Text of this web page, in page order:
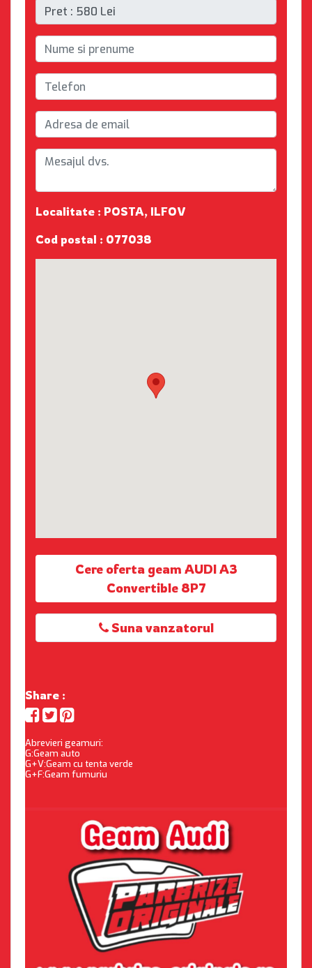
Localitate : POSTA, ILFOV
Cod postal : 077038
Cere oferta geam AUDI A3
Convertible 8P7
Suna vanzatorul
Share :
Abrevieri geamuri:
G:Geam auto
G+V:Geam cu tenta verde
G+F:Geam fumuriu